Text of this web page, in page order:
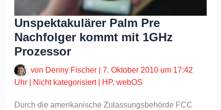
Unspektakulärer Palm Pre
Nachfolger kommt mit 1GHz
Prozessor
von Denny Fischer |7. Oktober 2010 um 17:42
Uhr
Nicht kategorisiert| HP,webOS
Durch die amerikanische Zulassungsbehörde FCC